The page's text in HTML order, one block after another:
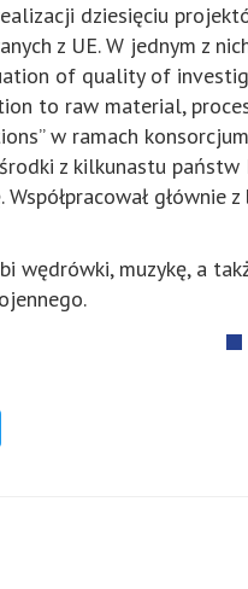
dziesięciu
z UE. W jednym z
of quality of
to raw material,
w ramach konsorcjum
z kilkunastu państw
głównie z
wędrówki, muzykę, a